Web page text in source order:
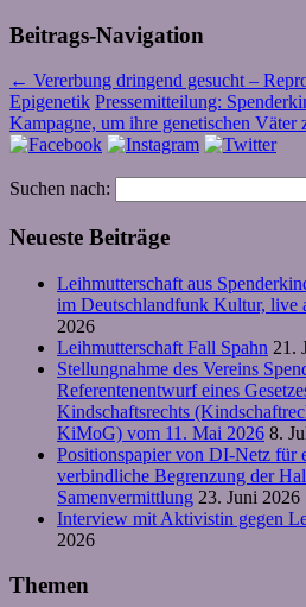
Beitrags-Navigation
← Vererbung dringend gesucht –
Epigenetik Pressemitteilung:
Kampagne, um ihre genetischen Väter
Suchen nach:
Neueste Beiträge
Leihmutterschaft aus
im Deutschlandfunk Kultur, live
2026
Leihmutterschaft Fall Spahn 21.
Stellungnahme des Vereins
Referentenentwurf eines
Kindschaftsrechts
KiMoG) vom 11. Mai 2026 8.
Positionspapier von DI-Netz für
verbindliche Begrenzung der
Samenvermittlung 23. Juni 2026
Interview mit Aktivistin gegen
2026
Themen